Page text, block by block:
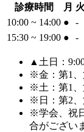
診療時間 月 火
10:00 ~ 14:00 ● -
15:30 ~ 19:00 ● -
▲土日：
※金：第1、
※土：第1、
※日：第2、
※学会、祝
合がござい